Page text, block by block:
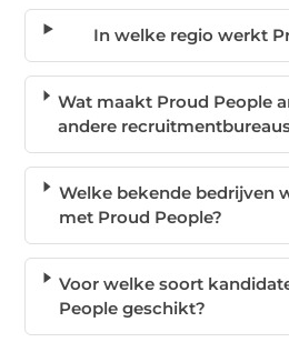
In welke regio werkt
Wat maakt Proud People
andere
Welke bekende bedrijven
met Proud People?
Voor welke soort
People geschikt?